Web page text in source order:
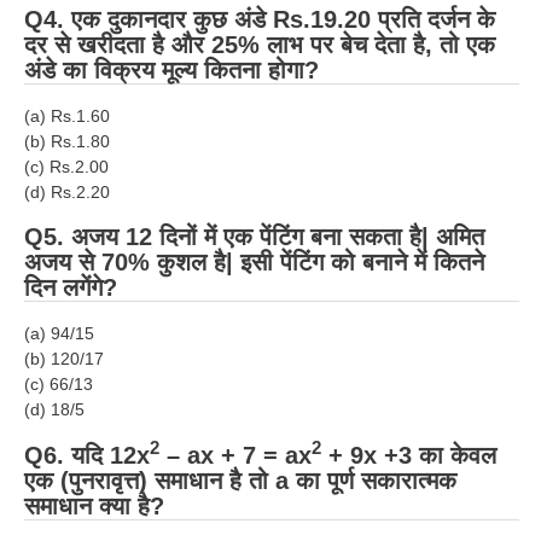
RRB NTPC (Tier-1) परीक्षा पेपर
RRB ALP Exam Papers
Mock Test for Junior Engineers
RRB Online Exams Sample Test
GK Papers
PARAMEDICAL
PARAMEDICAL PDF Study Notes
PARAMEDICAL Apply Online
Q4. एक दुकानदार कुछ अंडे Rs.19.20 प्रति दर्जन के
दर से खरीदता है और 25% लाभ पर बेच देता है, तो एक
अंडे का विक्रय मूल्य कितना होगा?
(a) Rs.1.60
(b) Rs.1.80
(c) Rs.2.00
(d) Rs.2.20
Q5. अजय 12 दिनों में एक पेंटिंग बना सकता है| अमित
अजय से 70% कुशल है| इसी पेंटिंग को बनाने में कितने
दिन लगेंगे?
(a) 94/15
(b) 120/17
(c) 66/13
(d) 18/5
Q6. यदि 12x2 – ax + 7 = ax2 + 9x +3 का केवल
एक (पुनरावृत्त) समाधान है तो a का पूर्ण सकारात्मक
समाधान क्या है?